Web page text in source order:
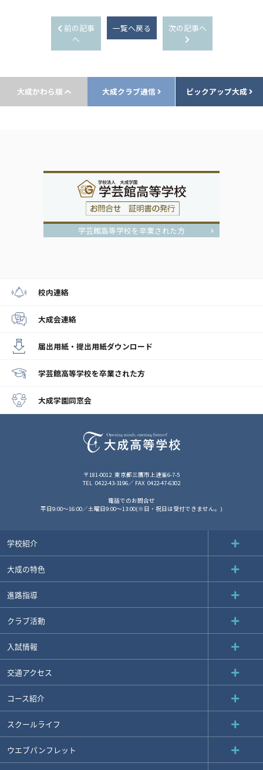
前の記事
へ
一覧へ戻る 次の記事へ
大成かわら版 大成クラブ通信 ピックアップ大成
学芸館高等学校を卒業された方
校内連絡
大成会連絡
届出用紙・提出用紙ダウンロード
学芸館高等学校を卒業された方
大成学園同窓会
〒181-0012 東京都三鷹市上連雀6-7-5
TEL 0422-43-3196 FAX 0422-47-6302
電話でのお問合せ
平日9:00～16:00／土曜日9:00～13:00(※日・祝日は受付できません。)
学校紹介
大成の特色
進路指導
クラブ活動
入試情報
交通アクセス
コース紹介
スクールライフ
ウエブパンフレット